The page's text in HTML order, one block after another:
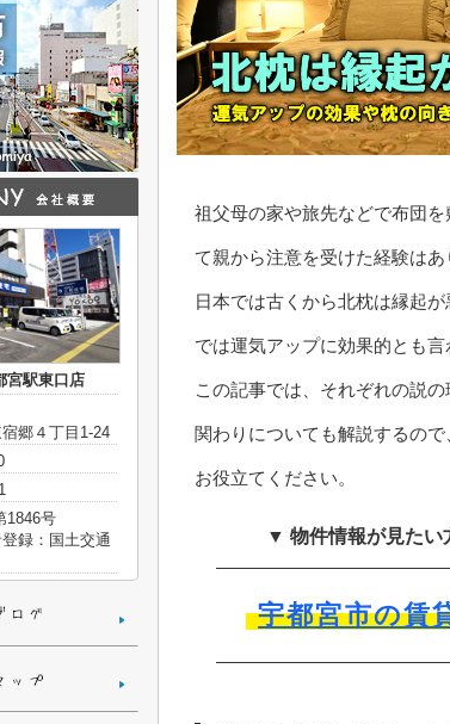
祖父母の家や旅先などで布団
て親から注意を受けた経験はあ
日本では古くから北枕は縁起
では運気アップに効果的とも言
この記事では、それぞれの説
関わりについても解説するの
お役立てください。
▼ 物件情報が見たい
宇都宮市の賃
宮駅東口店
郷４丁目1-24
1846号
録：国土交通